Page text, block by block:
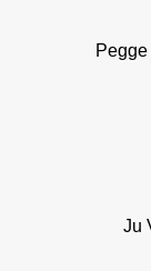
Pegge
Ju